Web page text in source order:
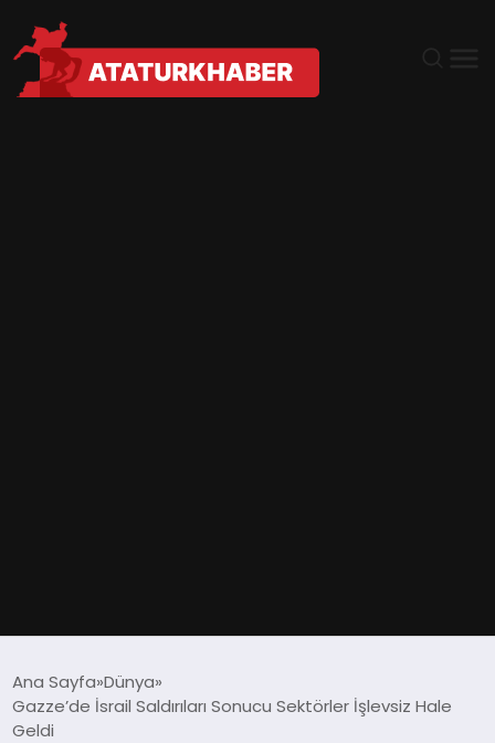
DÜNYA
Ana Sayfa Dünya
Gazze’de İsrail Saldırıları Sonucu Sektörler İşlevsiz Hale
Geldi